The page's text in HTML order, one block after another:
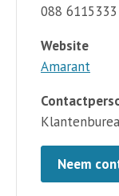
088 6115333
Website
Amarant
Neem